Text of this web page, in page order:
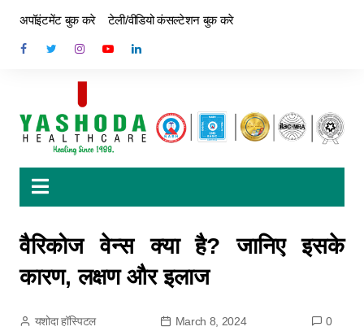
अपॉइंटमेंट बुक करे टेली/वीडियो कंसल्टेशन बुक करे
वैरिकोज वेन्स क्या है? जानिए इसके
कारण, लक्षण और इलाज
यशोदा हॉस्पिटल March 8, 2024
0